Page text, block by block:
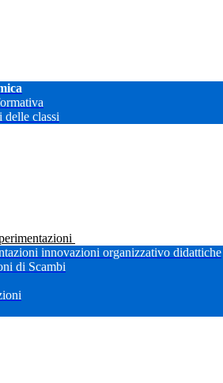
delle classi
innovazioni organizzativo didattiche
di Scambi